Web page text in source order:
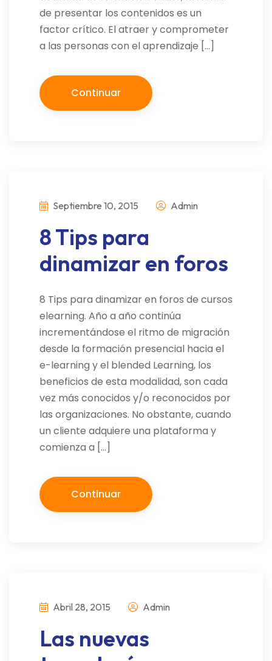
de presentar los contenidos es un
factor crítico. El atraer y comprometer
a las personas con el aprendizaje […]
Continuar
Septiembre 10, 2015 Admin
8 Tips para
dinamizar en foros
8 Tips para dinamizar en foros de cursos
elearning. Año a año continúa
incrementándose el ritmo de migración
desde la formación presencial hacia el
e-learning y el blended Learning, los
beneficios de esta modalidad, son cada
vez más conocidos y/o reconocidos por
las organizaciones. No obstante, cuando
un cliente adquiere una plataforma y
comienza a […]
Continuar
Abril 28, 2015 Admin
Las nuevas